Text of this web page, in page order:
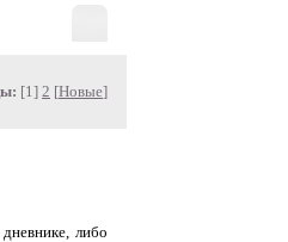
[1] 2 [Новые]
либо